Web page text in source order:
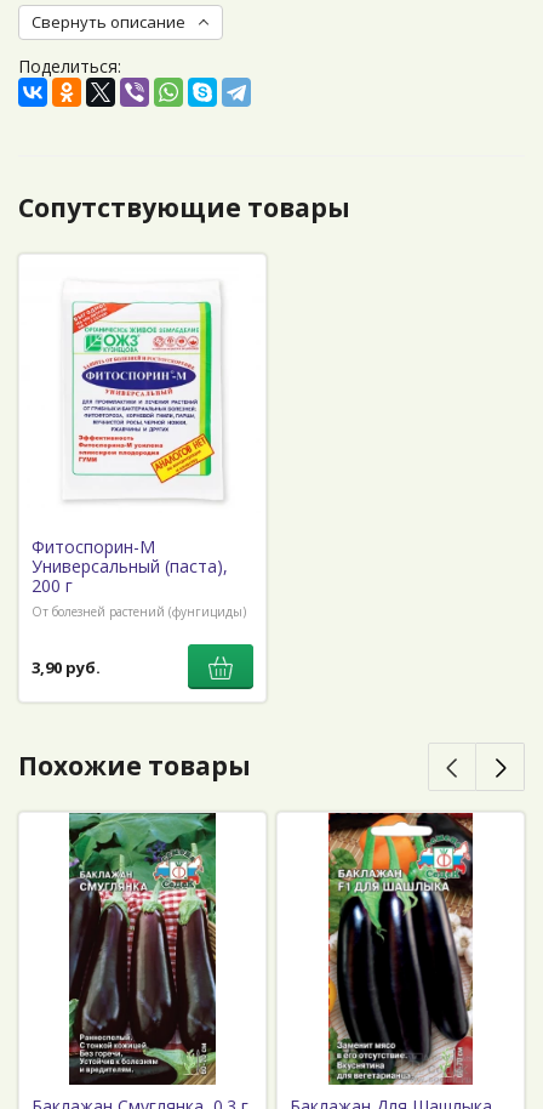
Свернуть описание
Поделиться:
Сопутствующие товары
Фитоспорин-М
Универсальный (паста),
200 г
От болезней растений (фунгициды)
3,90 руб.
Похожие товары